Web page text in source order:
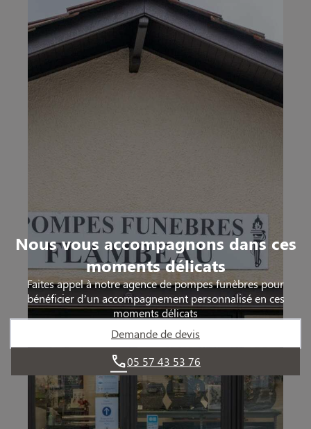
Nous vous accompagnons dans ces
moments délicats
Faites appel à notre agence de pompes funèbres pour
bénéficier d’un accompagnement personnalisé en ces
moments délicats
Demande de devis
05 57 43 53 76